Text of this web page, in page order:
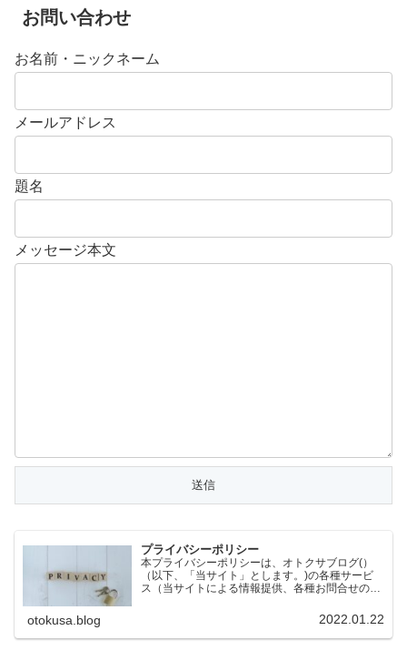
お問い合わせ
お名前・ニックネーム
メールアドレス
題名
メッセージ本文
プライバシーポリシー
本プライバシーポリシーは、オトクサブログ(）
（以下、「当サイト」とします。)の各種サービ
ス（当サイトによる情報提供、各種お問合せの受
問者」とします。）の個人情報もしくはそれに準
otokusa.blog 2022.01.22